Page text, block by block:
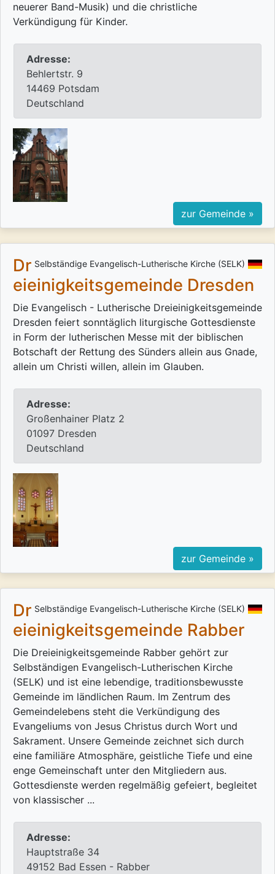
neuerer Band-Musik) und die christliche
Verkündigung für Kinder.
Adresse:
Behlertstr. 9
14469 Potsdam
Deutschland
zur Gemeinde »
Selbständige Evangelisch-Lutherische Kirche (SELK)
Dr
eieinigkeitsgemeinde Dresden
Die Evangelisch - Lutherische Dreieinigkeitsgemeinde
Dresden feiert sonntäglich liturgische Gottesdienste
in Form der lutherischen Messe mit der biblischen
Botschaft der Rettung des Sünders allein aus Gnade,
allein um Christi willen, allein im Glauben.
Adresse:
Großenhainer Platz 2
01097 Dresden
Deutschland
zur Gemeinde »
Selbständige Evangelisch-Lutherische Kirche (SELK)
Dr
eieinigkeitsgemeinde Rabber
Die Dreieinigkeitsgemeinde Rabber gehört zur
Selbständigen Evangelisch-Lutherischen Kirche
(SELK) und ist eine lebendige, traditionsbewusste
Gemeinde im ländlichen Raum. Im Zentrum des
Gemeindelebens steht die Verkündigung des
Evangeliums von Jesus Christus durch Wort und
Sakrament. Unsere Gemeinde zeichnet sich durch
eine familiäre Atmosphäre, geistliche Tiefe und eine
enge Gemeinschaft unter den Mitgliedern aus.
Gottesdienste werden regelmäßig gefeiert, begleitet
von klassischer ...
Adresse:
Hauptstraße 34
49152 Bad Essen - Rabber